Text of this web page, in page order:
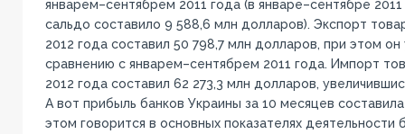
январем–сентябрем 2011 года (в январе–сентябре
сальдо составило 9 588,6 млн долларов). Экспорт
2012 года составил 50 798,7 млн долларов, при этом он
сравнению с январем–сентябрем 2011 года. Импорт
2012 года составил 62 273,3 млн долларов,
А вот прибыль банков Украины за 10 месяцев
этом говорится в основных показателях деятельности